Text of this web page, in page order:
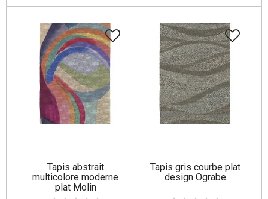
Tapis abstrait
multicolore moderne
plat Molin
Tapis gris courbe plat
design Ograbe